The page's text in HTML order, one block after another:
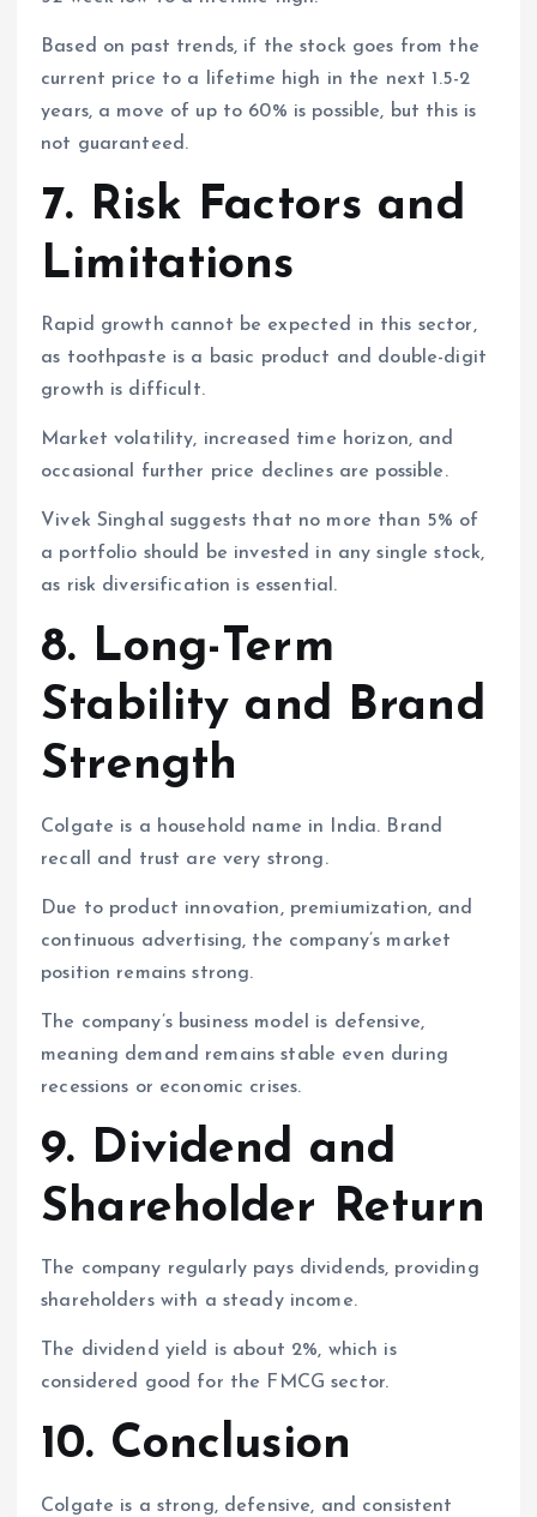
Based on past trends, if the stock goes from the
current price to a lifetime high in the next 1.5-2
years, a move of up to 60% is possible, but this is
not guaranteed.
7. Risk Factors and
Limitations
Rapid growth cannot be expected in this sector,
as toothpaste is a basic product and double-digit
growth is difficult.
Market volatility, increased time horizon, and
occasional further price declines are possible.
Vivek Singhal suggests that no more than 5% of
a portfolio should be invested in any single stock,
as risk diversification is essential.
8. Long-Term
Stability and Brand
Strength
Colgate is a household name in India. Brand
recall and trust are very strong.
Due to product innovation, premiumization, and
continuous advertising, the company’s market
position remains strong.
The company’s business model is defensive,
meaning demand remains stable even during
recessions or economic crises.
9. Dividend and
Shareholder Return
The company regularly pays dividends, providing
shareholders with a steady income.
The dividend yield is about 2%, which is
considered good for the FMCG sector.
10. Conclusion
Colgate is a strong, defensive, and consistent